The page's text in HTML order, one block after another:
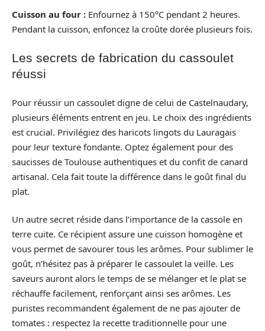
Cuisson au four : Enfournez à 150°C pendant 2 heures.
Pendant la cuisson, enfoncez la croûte dorée plusieurs fois.
Les secrets de fabrication du cassoulet
réussi
Pour réussir un cassoulet digne de celui de Castelnaudary,
plusieurs éléments entrent en jeu. Le choix des ingrédients
est crucial. Privilégiez des haricots lingots du Lauragais
pour leur texture fondante. Optez également pour des
saucisses de Toulouse authentiques et du confit de canard
artisanal. Cela fait toute la différence dans le goût final du
plat.
Un autre secret réside dans l’importance de la cassole en
terre cuite. Ce récipient assure une cuisson homogène et
vous permet de savourer tous les arômes. Pour sublimer le
goût, n’hésitez pas à préparer le cassoulet la veille. Les
saveurs auront alors le temps de se mélanger et le plat se
réchauffe facilement, renforçant ainsi ses arômes. Les
puristes recommandent également de ne pas ajouter de
tomates : respectez la recette traditionnelle pour une